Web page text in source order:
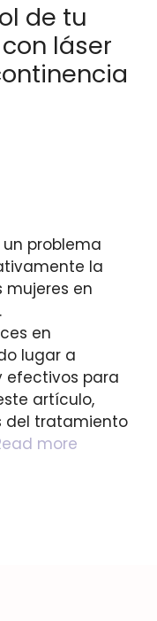
de tu
láser
problema
la
en
en
lugar a
efectivos para
artículo,
del tratamiento
more